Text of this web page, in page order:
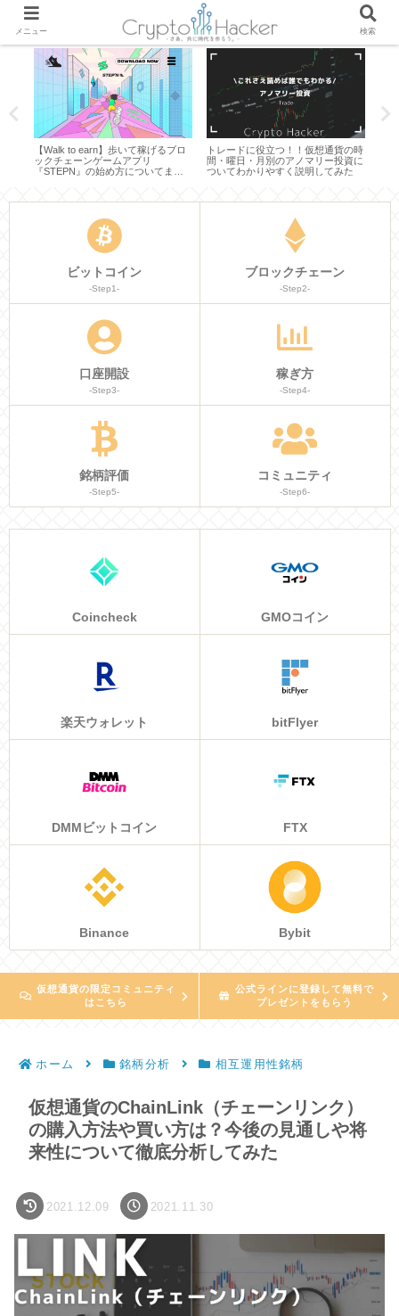
【Walk to earn】歩いて稼げるブロ
ックチェーンゲームアプリ
『STEPN』の始め方についてまと
トレードに役立つ！！仮想通貨の時
間・曜日・月別のアノマリー投資に
ついてわかりやすく説明してみた
ビットコイン
-Step1-
ブロックチェーン
-Step2-
口座開設
-Step3-
稼ぎ方
-Step4-
銘柄評価
-Step5-
コミュニティ
-Step6-
Coincheck GMOコイン
楽天ウォレット bitFlyer
DMMビットコイン FTX
Binance Bybit
仮想通貨の限定コミュニティ
はこちら
公式ラインに登録して無料で
プレゼントをもらう
ホーム 銘柄分析 相互運用性銘柄
仮想通貨のChainLink（チェーンリンク）
の購入方法や買い方は？今後の見通しや将
来性について徹底分析してみた
2021.12.09 2021.11.30
メニュー 検索